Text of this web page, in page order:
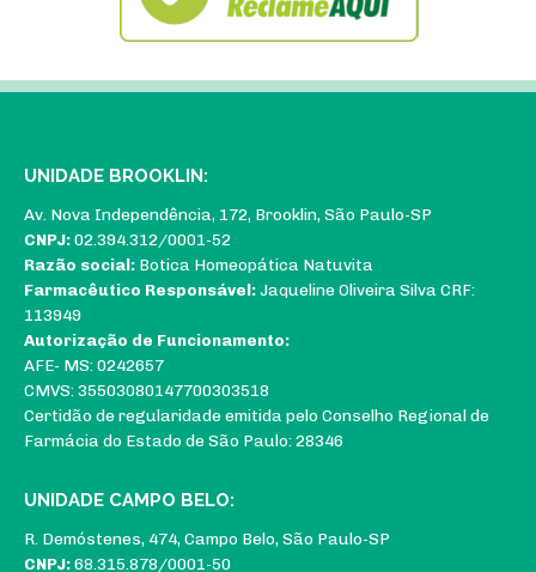
UNIDADE BROOKLIN:
Av. Nova Independência, 172, Brooklin, São Paulo-SP
CNPJ:02.394.312/0001-52
Razão social: Botica Homeopática Natuvita
Farmacêutico Responsável:Jaqueline Oliveira Silva CRF:
113949
Autorização de Funcionamento:
AFE- MS: 0242657
CMVS: 35503080147700303518
Certidão de regularidade emitida pelo Conselho Regional de
Farmácia do Estado de São Paulo: 28346
UNIDADE CAMPO BELO:
R. Demóstenes, 474, Campo Belo, São Paulo-SP
CNPJ:68.315.878/0001-50